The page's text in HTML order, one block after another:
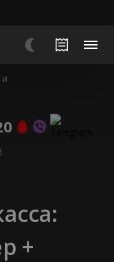
+